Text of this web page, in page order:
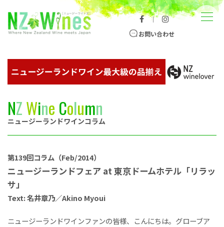
ニュージーランドワイン総合サイト
｜
お問い合わせ
メニュー
NZWine Column
ニュージーランドワインコラム
第139回コラム（Feb/2014）
ニュージーランドフェア at 東京ドームホテル「リラッ
サ」
Text: 名井章乃／Akino Myoui
ニュージーランドワインファンの皆様、こんにちは。グローブア